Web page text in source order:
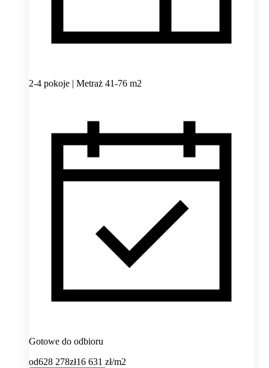
2-4 pokoje | Metraż 41-76 m2
Gotowe do odbioru
od628 278zł16 631 zł/m2